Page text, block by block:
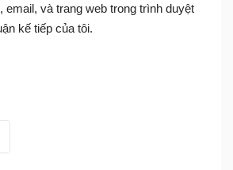
email, và trang web trong trình duyệt
kế tiếp của tôi.